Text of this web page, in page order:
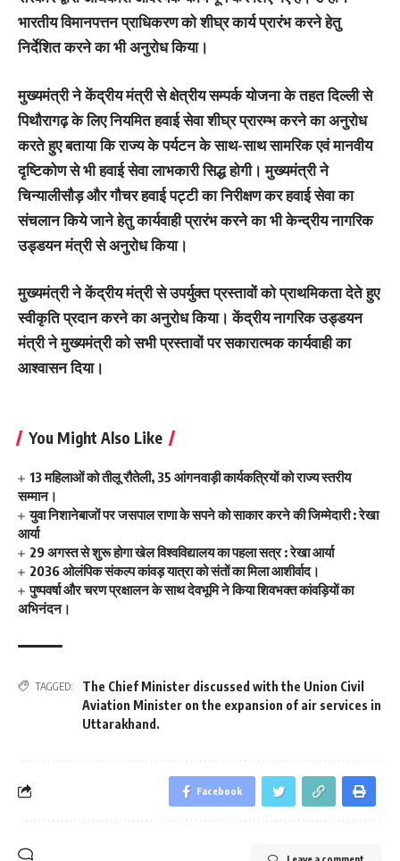
भारतीय विमानपत्तन प्राधिकरण को शीघ्र कार्य प्रारंभ करने हेतु
निर्देशित करने का भी अनुरोध किया।
मुख्यमंत्री ने केंद्रीय मंत्री से क्षेत्रीय सम्पर्क योजना के तहत दिल्ली से
पिथौरागढ़ के लिए नियमित हवाई सेवा शीघ्र प्रारम्भ करने का अनुरोध
करते हुए बताया कि राज्य के पर्यटन के साथ-साथ सामरिक एवं मानवीय
दृष्टिकोण से भी हवाई सेवा लाभकारी सिद्ध होगी। मुख्यमंत्री ने
चिन्यालीसौड़ और गौचर हवाई पट्टी का निरीक्षण कर हवाई सेवा का
संचलान किये जाने हेतु कार्यवाही प्रारंभ करने का भी केन्द्रीय नागरिक
उड्डयन मंत्री से अनुरोध किया।
मुख्यमंत्री ने केंद्रीय मंत्री से उपर्युक्त प्रस्तावों को प्राथमिकता देते हुए
स्वीकृति प्रदान करने का अनुरोध किया। केंद्रीय नागरिक उड्डयन
मंत्री ने मुख्यमंत्री को सभी प्रस्तावों पर सकारात्मक कार्यवाही का
आश्वासन दिया।
You Might Also Like
13 महिलाओं को तीलू रौतेली, 35 आंगनवाड़ी कार्यकत्रियों को राज्य स्तरीय
सम्मान।
युवा निशानेबाजों पर जसपाल राणा के सपने को साकार करने की जिम्मेदारी : रेखा
आर्या
29 अगस्त से शुरू होगा खेल विश्वविद्यालय का पहला सत्र : रेखा आर्या
2036 ओलंपिक संकल्प कांवड़ यात्रा को संतों का मिला आशीर्वाद।
पुष्पवर्षा और चरण प्रक्षालन के साथ देवभूमि ने किया शिवभक्त कांवड़ियों का
अभिनंदन।
TAGGED:
The Chief Minister discussed with the Union Civil
Aviation Minister on the expansion of air services in
Uttarakhand.
Facebook
Leave a comment